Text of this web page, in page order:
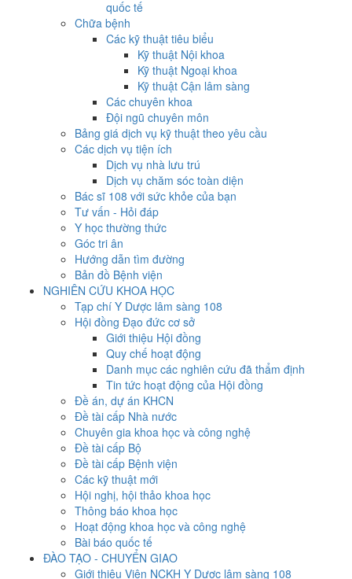
quốc tế
Chữa bệnh
Các kỹ thuật tiêu biểu
Kỹ thuật Nội khoa
Kỹ thuật Ngoại khoa
Kỹ thuật Cận lâm sàng
Các chuyên khoa
Đội ngũ chuyên môn
Bảng giá dịch vụ kỹ thuật theo yêu cầu
Các dịch vụ tiện ích
Dịch vụ nhà lưu trú
Dịch vụ chăm sóc toàn diện
Bác sĩ 108 với sức khỏe của bạn
Tư vấn - Hỏi đáp
Y học thường thức
Góc tri ân
Hướng dẫn tìm đường
Bản đồ Bệnh viện
NGHIÊN CỨU KHOA HỌC
Tạp chí Y Dược lâm sàng 108
Hội đồng Đạo đức cơ sở
Giới thiệu Hội đồng
Quy chế hoạt động
Danh mục các nghiên cứu đã thẩm định
Tin tức hoạt động của Hội đồng
Đề án, dự án KHCN
Đề tài cấp Nhà nước
Chuyên gia khoa học và công nghệ
Đề tài cấp Bộ
Đề tài cấp Bệnh viện
Các kỹ thuật mới
Hội nghị, hội thảo khoa học
Thông báo khoa học
Hoạt động khoa học và công nghệ
Bài báo quốc tế
ĐÀO TẠO - CHUYỂN GIAO
Giới thiệu Viện NCKH Y Dược lâm sàng 108